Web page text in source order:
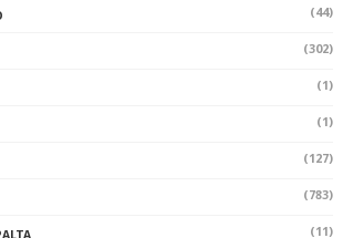
(1)
(221)
(2246)
(2)
(104)
(115)
(1)